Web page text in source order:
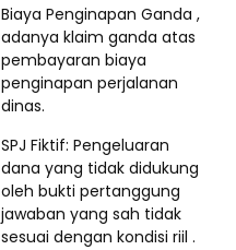
Biaya Penginapan Ganda ,
adanya klaim ganda atas
pembayaran biaya
penginapan perjalanan
dinas.
SPJ Fiktif: Pengeluaran
dana yang tidak didukung
oleh bukti pertanggung
jawaban yang sah tidak
sesuai dengan kondisi riil .